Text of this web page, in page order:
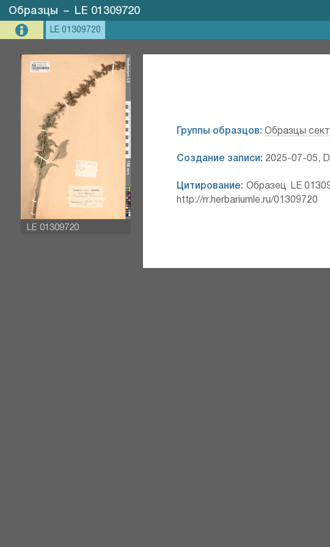
Образцы – LE 01309720
LE 01309720
LE 01309720
Группы образцов: Образцы
Создание записи: 2025-07-05,
Цитирование: Образец LE
http://rr.herbariumle.ru/01309720